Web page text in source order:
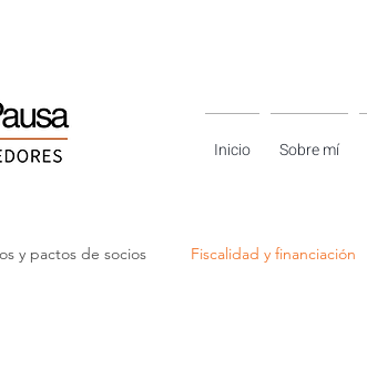
Inicio Sobre mí
y pactos de socios Fiscalidad y financiación